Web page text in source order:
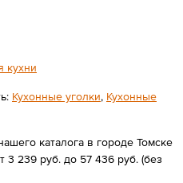
кухни
Кухонные уголки, Кухонные
каталога в городе Томске
3 239 руб. до 57 436 руб. (без